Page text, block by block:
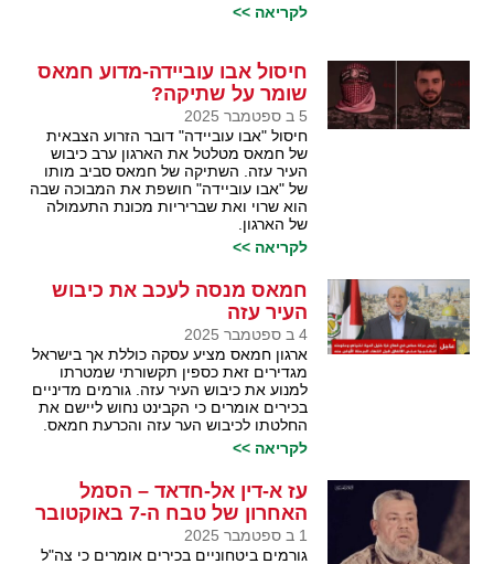
לקריאה >>
חיסול אבו עוביידה-מדוע חמאס
שומר על שתיקה?
5 ב ספטמבר 2025
חיסול "אבו עוביידה" דובר הזרוע הצבאית
של חמאס מטלטל את הארגון ערב כיבוש
העיר עזה. השתיקה של חמאס סביב מותו
של "אבו עוביידה" חושפת את המבוכה שבה
הוא שרוי ואת שבריריות מכונת התעמולה
של הארגון.
לקריאה >>
חמאס מנסה לעכב את כיבוש
העיר עזה
4 ב ספטמבר 2025
ארגון חמאס מציע עסקה כוללת אך בישראל
מגדירים זאת כספין תקשורתי שמטרתו
למנוע את כיבוש העיר עזה. גורמים מדיניים
בכירים אומרים כי הקבינט נחוש ליישם את
החלטתו לכיבוש הער עזה והכרעת חמאס.
לקריאה >>
עז א-דין אל-חדאד – הסמל
האחרון של טבח ה-7 באוקטובר
1 ב ספטמבר 2025
גורמים ביטחוניים בכירים אומרים כי צה"ל